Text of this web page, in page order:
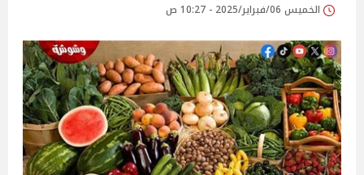
الخميس 06/فبراير/2025 - 10:27 ص